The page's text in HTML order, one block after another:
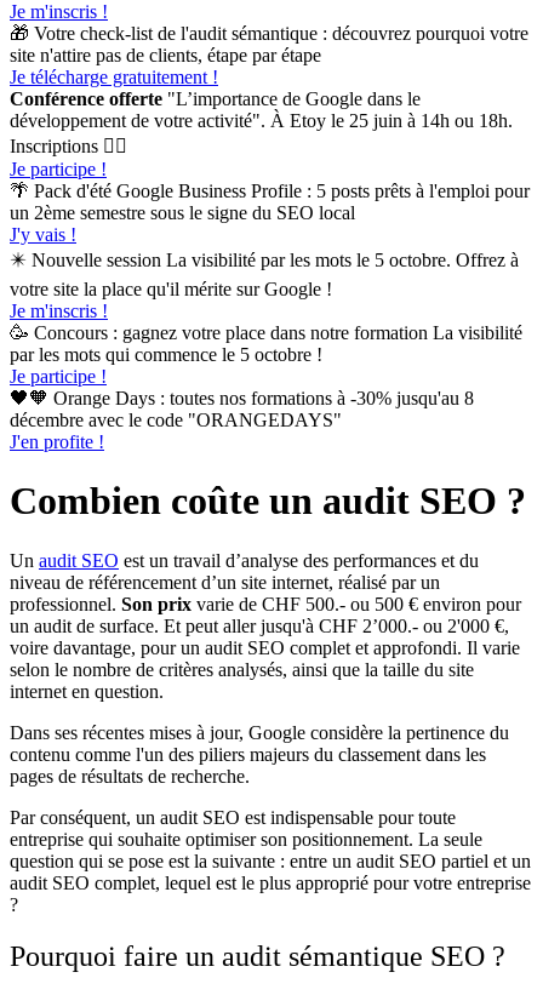
Je m'inscris !
🎁 Votre check-list de l'audit sémantique : découvrez pourquoi votre
site n'attire pas de clients, étape par étape
Je télécharge gratuitement !
Conférence offerte "L’importance de Google dans le
développement de votre activité". À Etoy le 25 juin à 14h ou 18h.
Inscriptions 👉🏻
Je participe !
🌴 Pack d'été Google Business Profile : 5 posts prêts à l'emploi pour
un 2ème semestre sous le signe du SEO local
J'y vais !
✴️ Nouvelle session La visibilité par les mots le 5 octobre. Offrez à
votre site la place qu'il mérite sur Google !
Je m'inscris !
🥳 Concours : gagnez votre place dans notre formation La visibilité
par les mots qui commence le 5 octobre !
Je participe !
🖤🧡 Orange Days : toutes nos formations à -30% jusqu'au 8
décembre avec le code "ORANGEDAYS"
J'en profite !
Combien coûte un audit SEO ?
Un audit SEO est un travail d’analyse des performances et du
niveau de référencement d’un site internet, réalisé par un
professionnel. Son prix varie de CHF 500.- ou 500 € environ pour
un audit de surface. Et peut aller jusqu'à CHF 2’000.- ou 2'000 €,
voire davantage, pour un audit SEO complet et approfondi. Il varie
selon le nombre de critères analysés, ainsi que la taille du site
internet en question.
Dans ses récentes mises à jour, Google considère la pertinence du
contenu comme l'un des piliers majeurs du classement dans les
pages de résultats de recherche.
Par conséquent, un audit SEO est indispensable pour toute
entreprise qui souhaite optimiser son positionnement. La seule
question qui se pose est la suivante : entre un audit SEO partiel et un
audit SEO complet, lequel est le plus approprié pour votre entreprise
?
Pourquoi faire un audit sémantique SEO ?